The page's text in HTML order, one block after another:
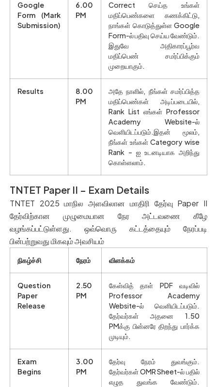
Google
Form (Mark
Submission)
6.00
PM
Correct செய்த உங்கள்
மதிப்பெண்களை கணக்கிட்டு,
நாங்கள் கொடுத்துள்ள Google
Form-ல் பதிவு செய்ய வேண்டும்.
இதுவே அதிகாரப்பூர்வ
மதிப்பெண் சமர்ப்பிக்கும்
முறையாகும்.
Results
8.00
PM
அதே நாளில், நீங்கள் சமர்ப்பித்த
மதிப்பெண்கள் அடிப்படையில்,
Rank List எங்கள் Professor
Academy Website-ல்
வெளியிடப்படும்.இதன் மூலம்,
நீங்கள் உங்கள் Category wise
Rank – ஐ உடனடியாக அறிந்து
கொள்ளலாம்.
TNTET Paper II – Exam Details
TNTET 2025 மாநில அளவிலான மாதிரி தேர்வு Paper II
தேர்விற்கான முழுமையான நேர அட்டவணை கீழே
வழங்கப்பட்டுள்ளது. ஒவ்வொரு கட்டத்தையும் நேரப்படி
பின்பற்றுவது மிகவும் அவசியம்
நிகழ்ச்சி நேரம் விளக்கம்
Question
Paper
Release
2.50
PM
கேள்வித் தாள் PDF வடிவில்
Professor Academy
Website-ல் வெளியிடப்படும்.
தேர்வர்கள் அதனை 1.50
PMக்கு பின்னரே திறந்து பார்க்க
முடியும்.
Exam
Begins
3.00
PM
தேர்வு நேரம் துவங்கும்.
தேர்வர்கள் OMR Sheet-ல் பதில்
எழுத துவங்க வேண்டும்.